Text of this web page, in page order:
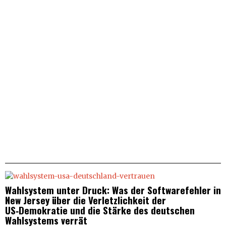
Wahlsystem unter Druck: Was der Softwarefehler in
New Jersey über die Verletzlichkeit der
US‑Demokratie und die Stärke des deutschen
Wahlsystems verrät